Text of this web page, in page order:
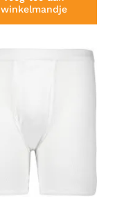
winkelmandje